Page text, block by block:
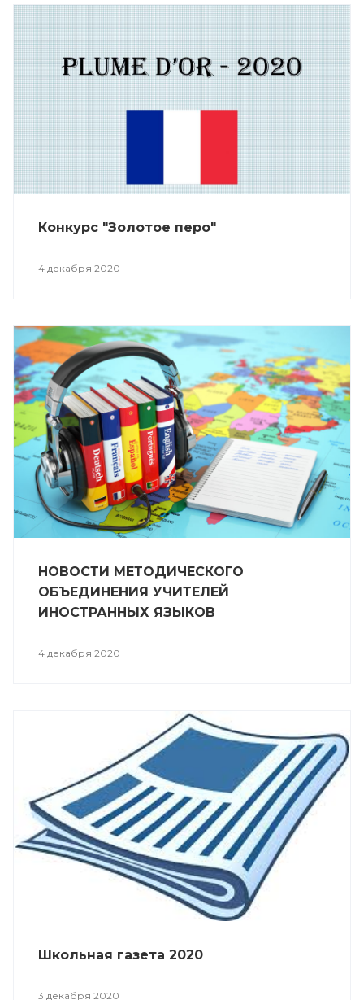
Конкурс "Золотое перо"
4 декабря 2020
НОВОСТИ МЕТОДИЧЕСКОГО
ОБЪЕДИНЕНИЯ УЧИТЕЛЕЙ
ИНОСТРАННЫХ ЯЗЫКОВ
4 декабря 2020
Школьная газета 2020
3 декабря 2020